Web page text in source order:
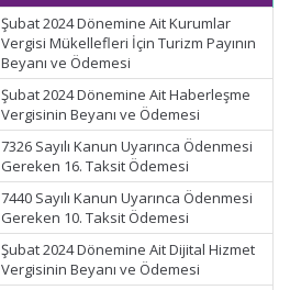
Şubat 2024 Dönemine Ait Kurumlar
Vergisi Mükellefleri İçin Turizm Payının
Beyanı ve Ödemesi
Şubat 2024 Dönemine Ait Haberleşme
Vergisinin Beyanı ve Ödemesi
7326 Sayılı Kanun Uyarınca Ödenmesi
Gereken 16. Taksit Ödemesi
7440 Sayılı Kanun Uyarınca Ödenmesi
Gereken 10. Taksit Ödemesi
Şubat 2024 Dönemine Ait Dijital Hizmet
Vergisinin Beyanı ve Ödemesi